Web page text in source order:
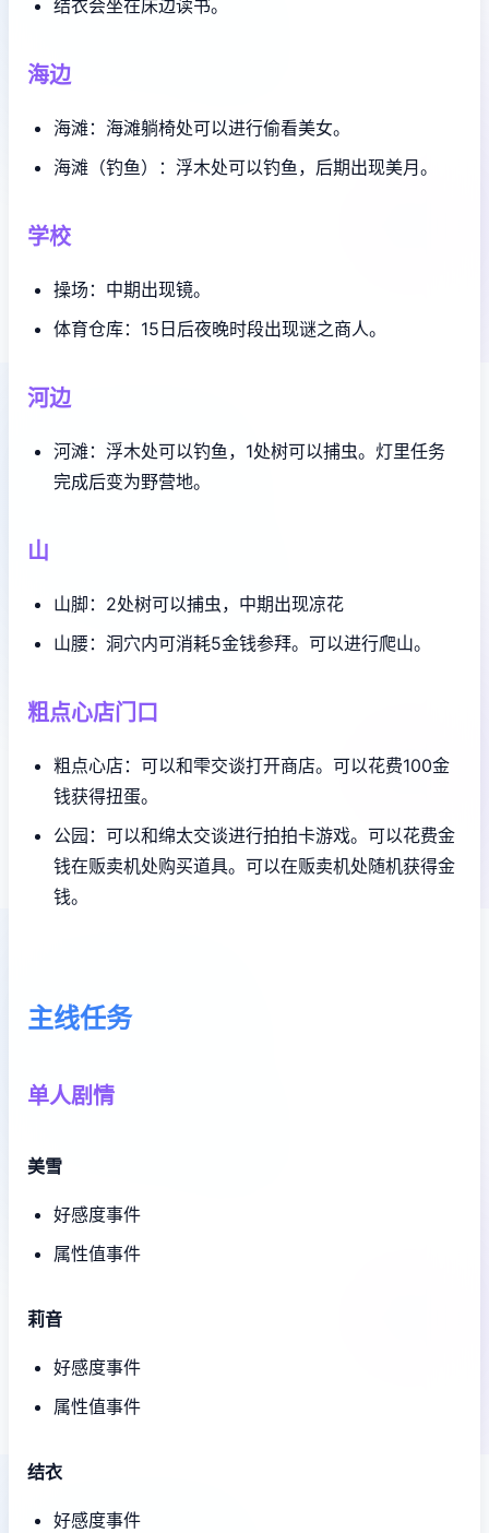
结衣会坐在床边读书。
海边
海滩：海滩躺椅处可以进行偷看美女。
海滩（钓鱼）：浮木处可以钓鱼，后期出现美月。
学校
操场：中期出现镜。
体育仓库：15日后夜晚时段出现谜之商人。
河边
河滩：浮木处可以钓鱼，1处树可以捕虫。灯里任务
完成后变为野营地。
山
山脚：2处树可以捕虫，中期出现凉花
山腰：洞穴内可消耗5金钱参拜。可以进行爬山。
粗点心店门口
粗点心店：可以和雫交谈打开商店。可以花费100金
钱获得扭蛋。
公园：可以和绵太交谈进行拍拍卡游戏。可以花费金
钱在贩卖机处购买道具。可以在贩卖机处随机获得金
钱。
主线任务
单人剧情
美雪
好感度事件
属性值事件
莉音
好感度事件
属性值事件
结衣
好感度事件